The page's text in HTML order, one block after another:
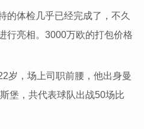
的体检几乎已经完成了，不久
行亮相。3000万欧的打包价格
岁，场上司职前腰，他出身曼
堡，共代表球队出战50场比